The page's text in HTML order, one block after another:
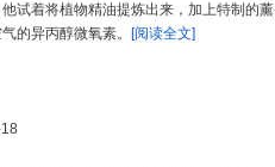
试着将植物精油提炼出来，加上特制的
的异丙醇微氧素。
[阅读全文]